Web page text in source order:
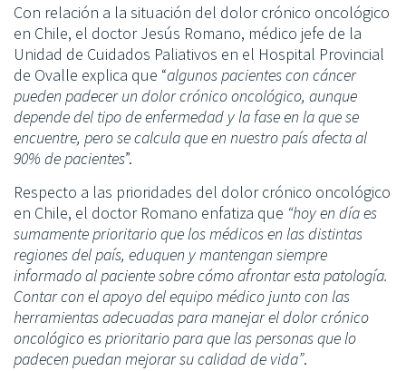
Con relación a la situación del dolor crónico oncológico
en Chile, el doctor Jesús Romano, médico jefe de la
Unidad de Cuidados Paliativos en el Hospital Provincial
de Ovalle explica que “algunos pacientes con cáncer
pueden padecer un dolor crónico oncológico, aunque
depende del tipo de enfermedad y la fase en la que se
encuentre, pero se calcula que en nuestro país afecta al
90% de pacientes”.
Respecto a las prioridades del dolor crónico oncológico
en Chile, el doctor Romano enfatiza que “hoy en día es
sumamente prioritario que los médicos en las distintas
regiones del país, eduquen y mantengan siempre
informado al paciente sobre cómo afrontar esta patología.
Contar con el apoyo del equipo médico junto con las
herramientas adecuadas para manejar el dolor crónico
oncológico es prioritario para que las personas que lo
padecen puedan mejorar su calidad de vida”.